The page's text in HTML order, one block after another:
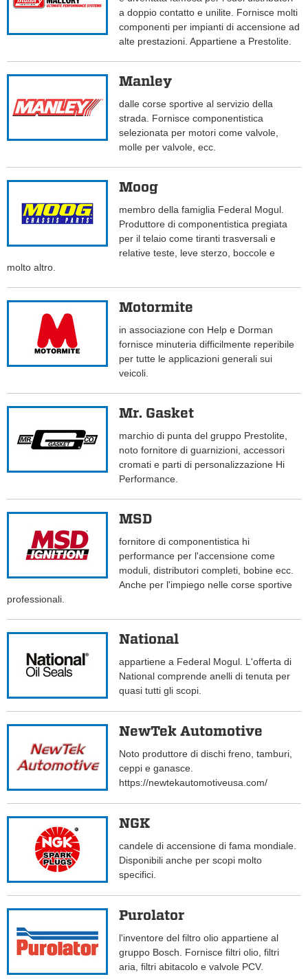
a doppio contatto e unilite. Fornisce molti
componenti per impianti di accensione ad
alte prestazioni. Appartiene a Prestolite.
Manley
dalle corse sportive al servizio della
strada. Fornisce componentistica
selezionata per motori come valvole,
molle per valvole, ecc.
Moog
membro della famiglia Federal Mogul.
Produttore di componentistica pregiata
per il telaio come tiranti trasversali e
relative teste, leve sterzo, boccole e
molto altro.
Motormite
in associazione con Help e Dorman
fornisce minuteria difficilmente reperibile
per tutte le applicazioni generali sui
veicoli.
Mr. Gasket
marchio di punta del gruppo Prestolite,
noto fornitore di guarnizioni, accessori
cromati e parti di personalizzazione Hi
Performance.
MSD
fornitore di componentistica hi
performance per l'accensione come
moduli, distributori completi, bobine ecc.
Anche per l'impiego nelle corse sportive
professionali.
National
appartiene a Federal Mogul. L'offerta di
National comprende anelli di tenuta per
quasi tutti gli scopi.
NewTek Automotive
Noto produttore di dischi freno, tamburi,
ceppi e ganasce.
https://newtekautomotiveusa.com/
NGK
candele di accensione di fama mondiale.
Disponibili anche per scopi molto
specifici.
Purolator
l'inventore del filtro olio appartiene al
gruppo Bosch. Fornisce filtri olio, filtri
aria, filtri abitacolo e valvole PCV.